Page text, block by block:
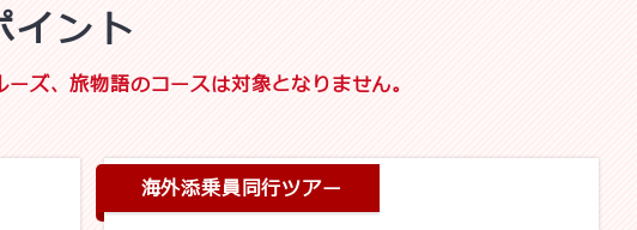
イント
、旅物語のコースは対象となりません。
海外添乗員同行ツアー